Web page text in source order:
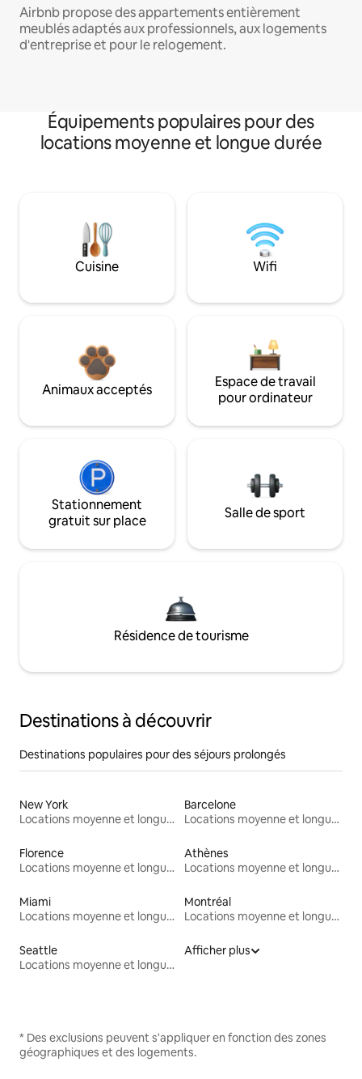
Airbnb propose des appartements entièrement
meublés adaptés aux professionnels, aux logements
d'entreprise et pour le relogement.
Équipements populaires pour des
locations moyenne et longue durée
Cuisine Wifi
Animaux acceptés
Espace de travail
pour ordinateur
Stationnement
gratuit sur place
Salle de sport
Résidence de tourisme
Destinations à découvrir
Destinations populaires pour des séjours prolongés
New York
Locations moyenne et longue durée
Barcelone
Locations moyenne et longue durée
Florence
Locations moyenne et longue durée
Athènes
Locations moyenne et longue durée
Miami
Locations moyenne et longue durée
Montréal
Locations moyenne et longue durée
Seattle
Locations moyenne et longue durée
Afficher plus
* Des exclusions peuvent s'appliquer en fonction des zones
géographiques et des logements.